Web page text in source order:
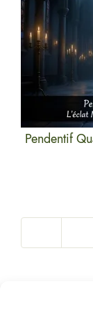
Pendentif